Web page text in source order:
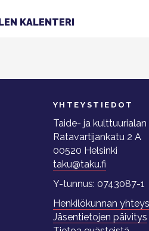
KALENTERI
YHTEYSTIEDOT
Taide- ja
Ratavartijankatu 2 A
00520 Helsinki
taku@taku.fi
Y-tunnus: 0743087-1
Henkilökunnan
Jäsentietojen päivitys